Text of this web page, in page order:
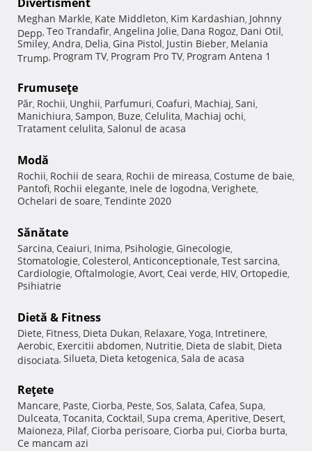
Meghan Markle, Kate Middleton, Kim Kardashian, Johnny
Depp, Teo Trandafir, Angelina Jolie, Dana Rogoz, Dani Otil,
Smiley, Andra, Delia, Gina Pistol, Justin Bieber, Melania
Trump, Program TV, Program Pro TV, Program Antena 1
Frumuseţe
Păr, Rochii, Unghii, Parfumuri, Coafuri, Machiaj, Sani,
Manichiura, Sampon, Buze, Celulita, Machiaj ochi,
Tratament celulita, Salonul de acasa
Modă
Rochii, Rochii de seara, Rochii de mireasa, Costume de baie,
Pantofi, Rochii elegante, Inele de logodna, Verighete,
Ochelari de soare, Tendinte 2020
Sănătate
Sarcina, Ceaiuri, Inima, Psihologie, Ginecologie,
Stomatologie, Colesterol, Anticonceptionale, Test sarcina,
Cardiologie, Oftalmologie, Avort, Ceai verde, HIV, Ortopedie,
Psihiatrie
Dietă & Fitness
Diete, Fitness, Dieta Dukan, Relaxare, Yoga, Intretinere,
Aerobic, Exercitii abdomen, Nutritie, Dieta de slabit, Dieta
disociata, Silueta, Dieta ketogenica, Sala de acasa
Reţete
Mancare, Paste, Ciorba, Peste, Sos, Salata, Cafea, Supa,
Dulceata, Tocanita, Cocktail, Supa crema, Aperitive, Desert,
Maioneza, Pilaf, Ciorba perisoare, Ciorba pui, Ciorba burta,
Ce mancam azi